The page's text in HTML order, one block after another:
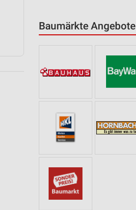
Baumärkte Angebote